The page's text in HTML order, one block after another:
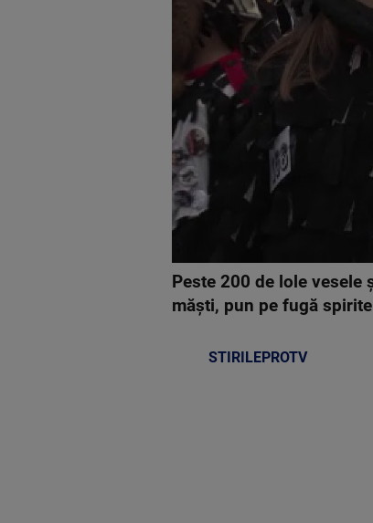
Peste 200 de lole vesele
măşti, pun pe fugă
STIRILEPROTV